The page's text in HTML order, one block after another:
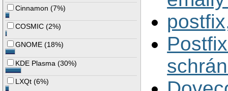
Cinnamon (7%)
COSMIC (2%)
GNOME (18%)
KDE Plasma (30%)
LXQt (6%)